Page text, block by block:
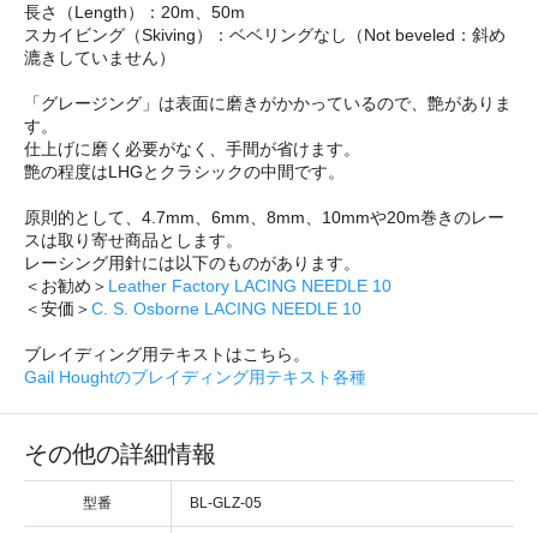
長さ（Length）：20m、50m
スカイビング（Skiving）：ベベリングなし（Not beveled：斜め
漉きしていません）
「グレージング」は表面に磨きがかかっているので、艶がありま
す。
仕上げに磨く必要がなく、手間が省けます。
艶の程度はLHGとクラシックの中間です。
原則的として、4.7mm、6mm、8mm、10mmや20m巻きのレー
スは取り寄せ商品とします。
レーシング用針には以下のものがあります。
＜お勧め＞ Leather Factory LACING NEEDLE 10
＜安価＞C. S. Osborne LACING NEEDLE 10
ブレイディング用テキストはこちら。
Gail Houghtのブレイディング用テキスト各種
その他の詳細情報
型番 BL-GLZ-05